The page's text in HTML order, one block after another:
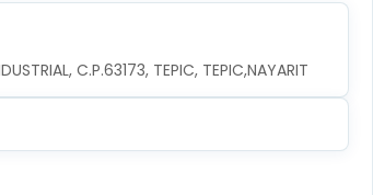
C.P.63173, TEPIC, TEPIC,NAYARIT